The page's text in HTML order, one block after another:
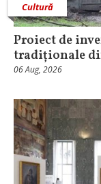
Cultură
Proiect de
tradiționale
06 Aug, 2026